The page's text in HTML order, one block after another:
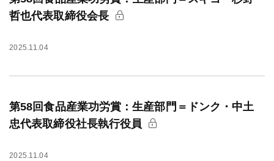
哲也代表取締役会長
2025.11.04
第58回食品産業功労賞：生産部門＝ドンク・中土
忠代表取締役社長執行役員
2025.11.04